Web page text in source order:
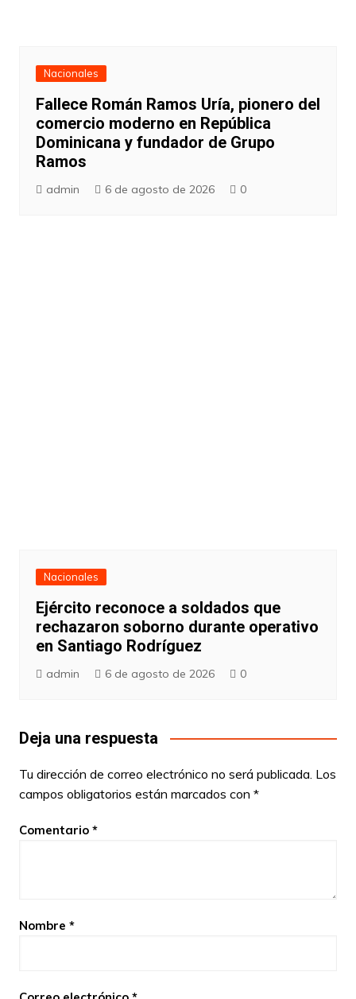
Nacionales
Fallece Román Ramos Uría, pionero del
comercio moderno en República
Dominicana y fundador de Grupo
Ramos
admin 6 de agosto de 2026 0
Nacionales
Ejército reconoce a soldados que
rechazaron soborno durante operativo
en Santiago Rodríguez
admin 6 de agosto de 2026 0
Deja una respuesta
Tu dirección de correo electrónico no será publicada. Los
campos obligatorios están marcados con *
Comentario *
Nombre *